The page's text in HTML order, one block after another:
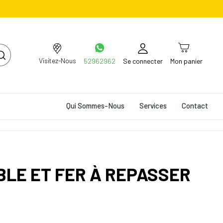
Visitez-Nous 52962962 Se connecter Mon panier
Qui Sommes-Nous Services Contact
ET FER À REPASSER